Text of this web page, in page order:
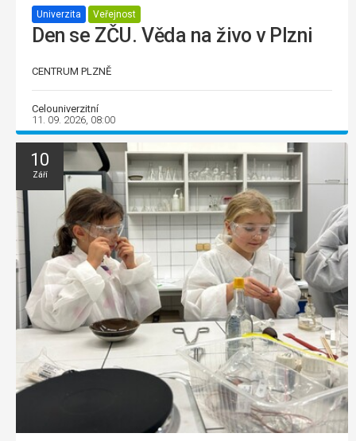
Univerzita Veřejnost
Den se ZČU. Věda na živo v Plzni
CENTRUM PLZNĚ
Celouniverzitní
11. 09. 2026, 08:00
10
Září